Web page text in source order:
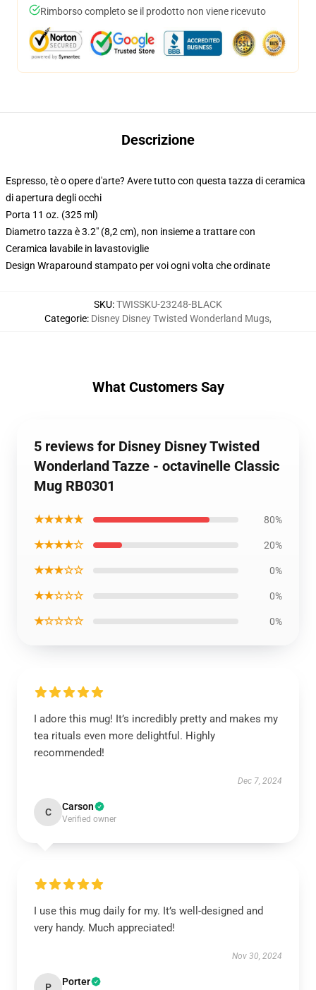
Rimborso completo se il prodotto non viene ricevuto
Descrizione
Espresso, tè o opere d'arte? Avere tutto con questa tazza di ceramica
di apertura degli occhi
Porta 11 oz. (325 ml)
Diametro tazza è 3.2" (8,2 cm), non insieme a trattare con
Ceramica lavabile in lavastoviglie
Design Wraparound stampato per voi ogni volta che ordinate
SKU:TWISSKU-23248-BLACK
Categorie: Disney Disney Twisted Wonderland Mugs,
What Customers Say
5 reviews for Disney Disney Twisted
Wonderland Tazze - octavinelle Classic
Mug RB0301
★★★★★ 80%
★★★★☆ 20%
★★★☆☆ 0%
★★☆☆☆ 0%
★☆☆☆☆ 0%
I adore this mug! It’s incredibly pretty and makes my
tea rituals even more delightful. Highly
recommended!
Dec 7, 2024
C Carson
Verified owner
I use this mug daily for my. It’s well-designed and
very handy. Much appreciated!
Nov 30, 2024
P Porter